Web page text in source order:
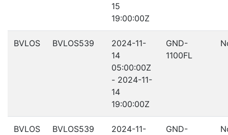
15
19:00:00Z
BVLOS BVLOS539
2024-11-
14
05:00:00Z
- 2024-11-
14
19:00:00Z
GND-
1100FL
BVLOS BVLOS539
2024-11-
GND-